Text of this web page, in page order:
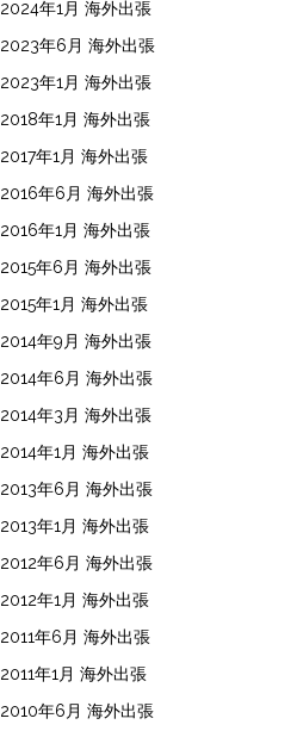
2024年1月 海外出張
2023年6月 海外出張
2023年1月 海外出張
2018年1月 海外出張
2017年1月 海外出張
2016年6月 海外出張
2016年1月 海外出張
2015年6月 海外出張
2015年1月 海外出張
2014年9月 海外出張
2014年6月 海外出張
2014年3月 海外出張
2014年1月 海外出張
2013年6月 海外出張
2013年1月 海外出張
2012年6月 海外出張
2012年1月 海外出張
2011年6月 海外出張
2011年1月 海外出張
2010年6月 海外出張